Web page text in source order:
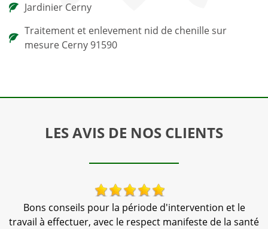
Jardinier Cerny
Traitement et enlevement nid de chenille sur
mesure Cerny 91590
LES AVIS DE NOS CLIENTS
Bons conseils pour la période d'intervention et le
travail à effectuer, avec le respect manifeste de la santé